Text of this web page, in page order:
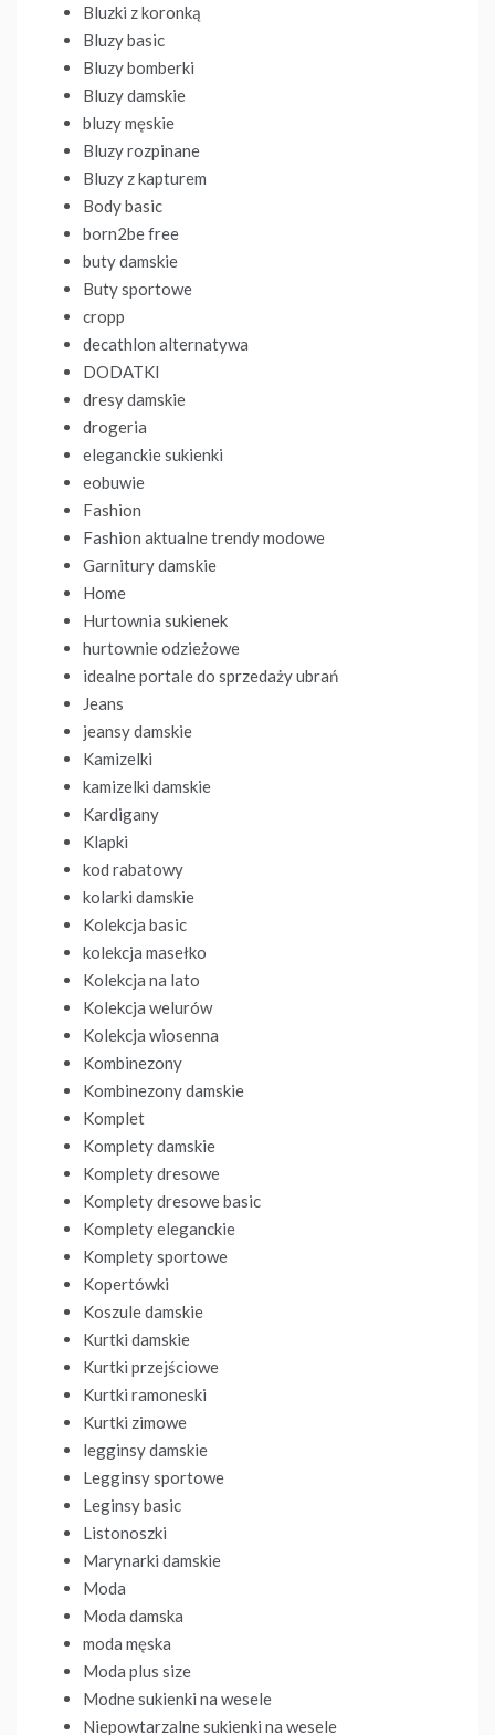
Bluzki z koronką
Bluzy basic
Bluzy bomberki
Bluzy damskie
bluzy męskie
Bluzy rozpinane
Bluzy z kapturem
Body basic
born2be free
buty damskie
Buty sportowe
cropp
decathlon alternatywa
DODATKI
dresy damskie
drogeria
eleganckie sukienki
eobuwie
Fashion
Fashion aktualne trendy modowe
Garnitury damskie
Home
Hurtownia sukienek
hurtownie odzieżowe
idealne portale do sprzedaży ubrań
Jeans
jeansy damskie
Kamizelki
kamizelki damskie
Kardigany
Klapki
kod rabatowy
kolarki damskie
Kolekcja basic
kolekcja masełko
Kolekcja na lato
Kolekcja welurów
Kolekcja wiosenna
Kombinezony
Kombinezony damskie
Komplet
Komplety damskie
Komplety dresowe
Komplety dresowe basic
Komplety eleganckie
Komplety sportowe
Kopertówki
Koszule damskie
Kurtki damskie
Kurtki przejściowe
Kurtki ramoneski
Kurtki zimowe
legginsy damskie
Legginsy sportowe
Leginsy basic
Listonoszki
Marynarki damskie
Moda
Moda damska
moda męska
Moda plus size
Modne sukienki na wesele
Niepowtarzalne sukienki na wesele